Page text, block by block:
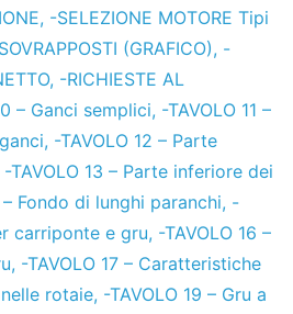
, -SELEZIONE MOTORE Tipi
(GRAFICO), -
, -RICHIESTE AL
– Ganci semplici, -TAVOLO 11 –
, -TAVOLO 12 – Parte
-TAVOLO 13 – Parte inferiore dei
– Fondo di lunghi paranchi, -
carriponte e gru, -TAVOLO 16 –
, -TAVOLO 17 – Caratteristiche
rotaie, -TAVOLO 19 – Gru a